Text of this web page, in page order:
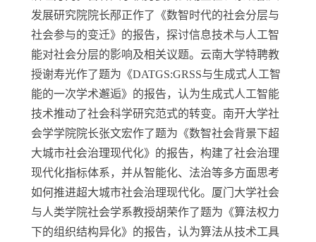
发展研究院院长邴正作了《数智时代的社会分层与
社会参与的变迁》的报告，探讨信息技术与人工智
能对社会分层的影响及相关议题。云南大学特聘教
授谢寿光作了题为《DATGS:GRSS与生成式人工智
能的一次学术邂逅》的报告，认为生成式人工智能
技术推动了社会科学研究范式的转变。南开大学社
会学学院院长张文宏作了题为《数智社会背景下超
大城市社会治理现代化》的报告，构建了社会治理
现代化指标体系，并从智能化、法治等多方面思考
如何推进超大城市社会治理现代化。厦门大学社会
与人类学院社会学系教授胡荣作了题为《算法权力
下的组织结构异化》的报告，认为算法从技术工具